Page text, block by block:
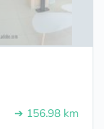
➔ 156.98 km